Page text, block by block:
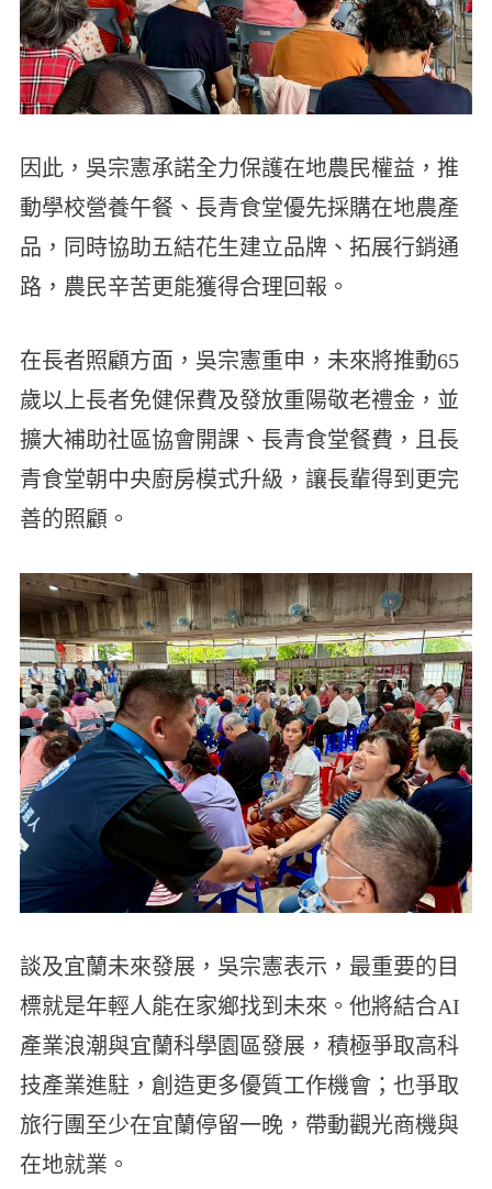
因此，吳宗憲承諾全力保護在地農民權益，推
動學校營養午餐、長青食堂優先採購在地農產
品，同時協助五結花生建立品牌、拓展行銷通
路，農民辛苦更能獲得合理回報。
在長者照顧方面，吳宗憲重申，未來將推動65
歲以上長者免健保費及發放重陽敬老禮金，並
擴大補助社區協會開課、長青食堂餐費，且長
青食堂朝中央廚房模式升級，讓長輩得到更完
善的照顧。
談及宜蘭未來發展，吳宗憲表示，最重要的目
標就是年輕人能在家鄉找到未來。他將結合AI
產業浪潮與宜蘭科學園區發展，積極爭取高科
技產業進駐，創造更多優質工作機會；也爭取
旅行團至少在宜蘭停留一晚，帶動觀光商機與
在地就業。